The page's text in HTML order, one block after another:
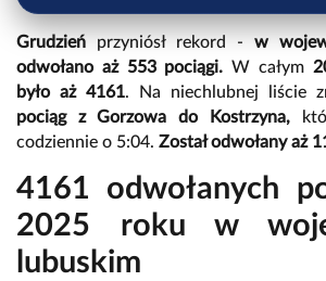
Grudzień przyniósł rekord - w
odwołano aż 553 pociągi. W całym
było aż 4161. Na niechlubnej liście
pociąg z Gorzowa do Kostrzyna,
codziennie o 5:04. Został odwołany aż
4161 odwołanych
2025 roku w
lubuskim